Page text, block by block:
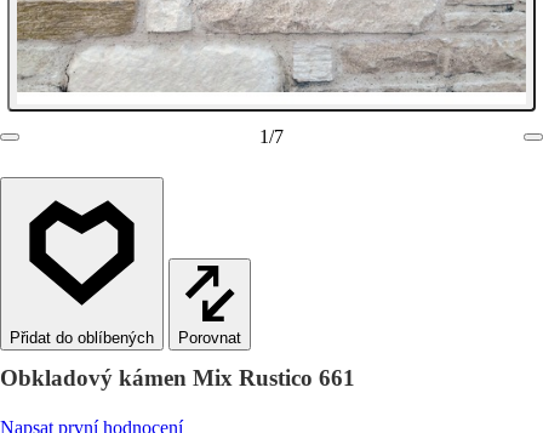
1/7
Porovnat
Obkladový kámen Mix Rustico 661
Napsat první hodnocení